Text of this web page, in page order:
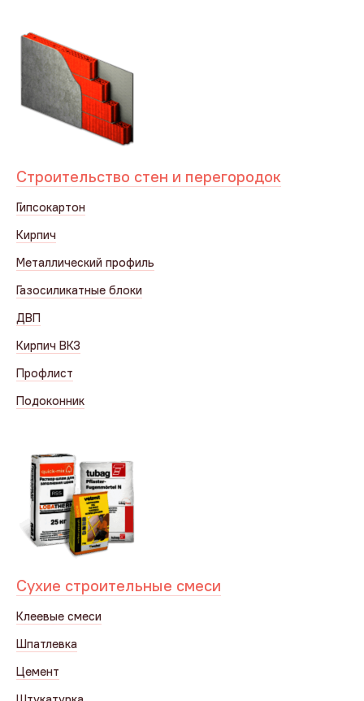
Строительство стен и перегородок
Гипсокартон
Кирпич
Металлический профиль
Газосиликатные блоки
ДВП
Кирпич ВКЗ
Профлист
Подоконник
Сухие строительные смеси
Клеевые смеси
Шпатлевка
Цемент